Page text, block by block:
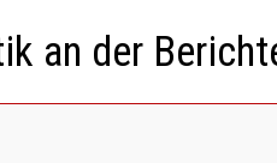
an der